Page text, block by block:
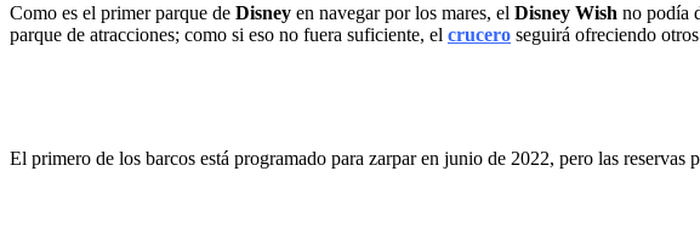
Como es el primer parque de Disney en navegar por los mares, el Disney Wish no podía
parque de atracciones; como si eso no fuera suficiente, el crucero seguirá ofreciendo
El primero de los barcos está programado para zarpar en junio de 2022, pero las reservas